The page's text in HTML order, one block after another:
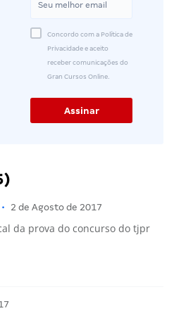
Concordo com a Política de
Privacidade e aceito
receber comunicações do
Gran Cursos Online.
• 2 de Agosto de 2017
da prova do concurso do tjpr